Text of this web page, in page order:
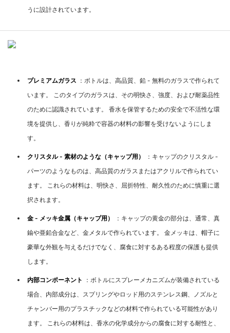
うに設計されています。
プレミアムガラス ：ボトルは、高品質、鉛 - 無料のガラスで作られて
います。 このタイプのガラスは、その明快さ、強度、および耐薬品性
のために認識されています。 香水を保管するための安全で不活性な環
境を提供し、香りが純粋で容器の材料の影響を受けないようにしま
す。
クリスタル - 素材のような（キャップ​​用）
：キャップのクリスタル -
パーツのようなものは、高品質のガラスまたはアクリルで作られてい
ます。 これらの材料は、明快さ、屈折特性、耐久性のために慎重に選
択されます。
金 - メッキ金属（キャップ​​用）
：キャップの黄金の部分は、通常、真
鍮や亜鉛合金など、金メタルで作られています。 金メッキは、帽子に
豪華な外観を与えるだけでなく、腐食に対するある程度の保護も提供
します。
内部コンポーネント
：ボトルにスプレーメカニズムが装備されている
場合、内部成分は、スプリングやロッド用のステンレス鋼、ノズルと
チャンバー用のプラスチックなどの材料で作られている可能性があり
ます。 これらの材料は、香水の化学成分からの腐食に対する耐性と、